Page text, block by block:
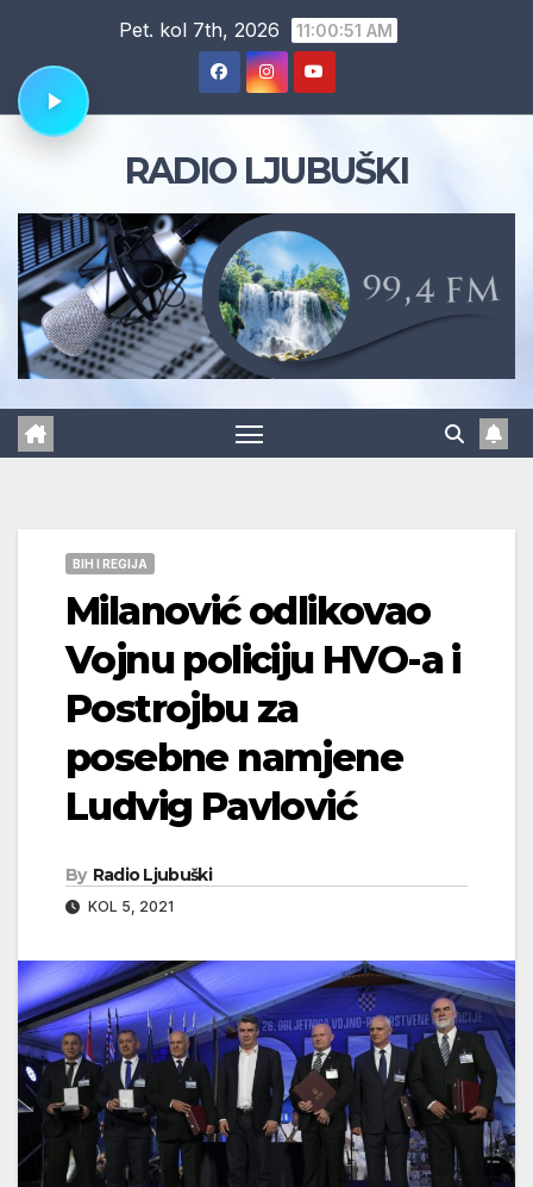
content
Pet. kol 7th, 2026 11:00:52 AM
RADIO LJUBUŠKI
BIH I REGIJA
Milanović odlikovao
Vojnu policiju HVO-a i
Postrojbu za
posebne namjene
Ludvig Pavlović
By Radio Ljubuški
KOL 5, 2021